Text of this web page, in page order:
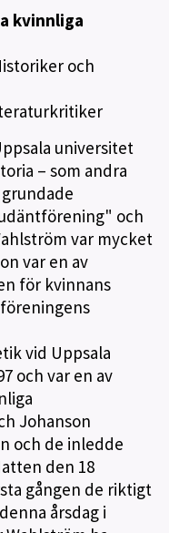
kvinnliga
och
universitet
– som andra
och
var mycket
var en av
för kvinnans
vid Uppsala
och var en av
Johanson
och de inledde
den 18
gången de riktigt
årsdag i